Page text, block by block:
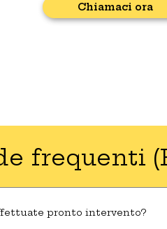
Chiamaci ora
frequenti
pronto intervento?